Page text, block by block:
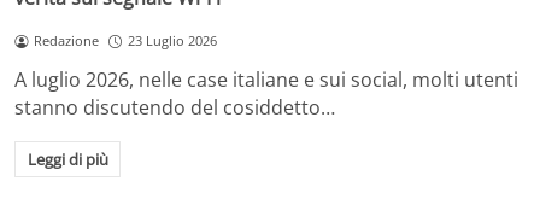
Redazione 23 Luglio 2026
A luglio 2026, nelle case italiane e sui social, molti utenti
stanno discutendo del cosiddetto…
Leggi di più